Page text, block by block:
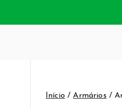
uma loja especializada em
Início/Armários /